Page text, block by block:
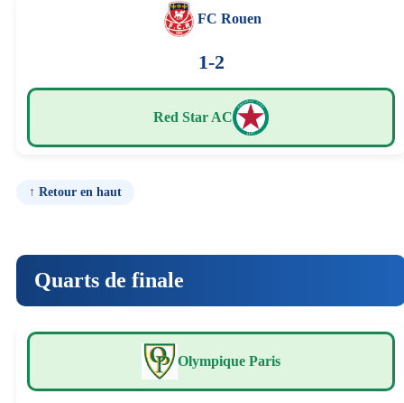
FC Rouen
1-2
Red Star AC
↑ Retour en haut
Quarts de finale
Olympique Paris